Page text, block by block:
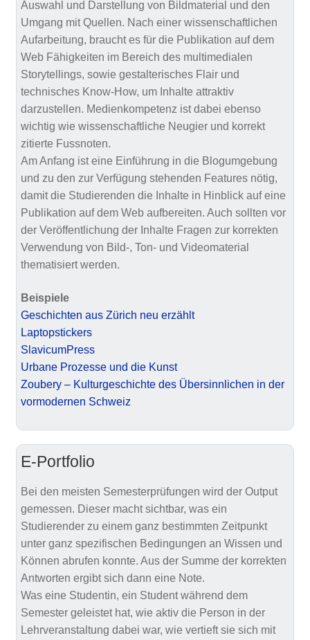
Auswahl und Darstellung von Bildmaterial und den
Umgang mit Quellen. Nach einer wissenschaftlichen
Aufarbeitung, braucht es für die Publikation auf dem
Web Fähigkeiten im Bereich des multimedialen
Storytellings, sowie gestalterisches Flair und
technisches Know-How, um Inhalte attraktiv
darzustellen. Medienkompetenz ist dabei ebenso
wichtig wie wissenschaftliche Neugier und korrekt
zitierte Fussnoten.
Am Anfang ist eine Einführung in die Blogumgebung
und zu den zur Verfügung stehenden Features nötig,
damit die Studierenden die Inhalte in Hinblick auf eine
Publikation auf dem Web aufbereiten. Auch sollten vor
der Veröffentlichung der Inhalte Fragen zur korrekten
Verwendung von Bild-, Ton- und Videomaterial
thematisiert werden.
Beispiele
Geschichten aus Zürich neu erzählt
Laptopstickers
SlavicumPress
Urbane Prozesse und die Kunst
Zoubery – Kulturgeschichte des Übersinnlichen in der
vormodernen Schweiz
E-Portfolio
Bei den meisten Semesterprüfungen wird der Output
gemessen. Dieser macht sichtbar, was ein
Studierender zu einem ganz bestimmten Zeitpunkt
unter ganz spezifischen Bedingungen an Wissen und
Können abrufen konnte. Aus der Summe der korrekten
Antworten ergibt sich dann eine Note.
Was eine Studentin, ein Student während dem
Semester geleistet hat, wie aktiv die Person in der
Lehrveranstaltung dabei war, wie vertieft sie sich mit